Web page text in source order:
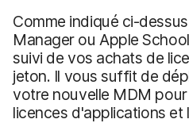
Comme indiqué ci-
Manager ou Apple
suivi de vos achats de
jeton. Il vous suffit de
votre nouvelle MDM
licences d'applications et